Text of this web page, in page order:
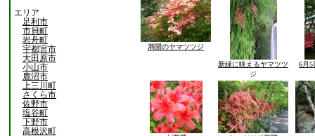
エリア
足利市
市貝町
岩舟町
宇都宮市
大田原市
小山市
鹿沼市
上三川町
さくら市
佐野市
塩谷町
下野市
高根沢町
満開のヤマツツジ
新緑に映えるヤマツツ
ジ
6月